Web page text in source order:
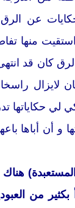
عن
استقيت منها
كان قد
لايزال
حكاياتها
و أن أباها
هناك
من